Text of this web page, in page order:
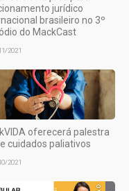
jurídico
brasileiro no 3º
do MackCast
2021
oferecerá palestra
cuidados paliativos
2021